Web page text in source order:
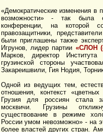
«Демократические изменения в
возможности» - так была
конференции, на которой
правозащитники,
были приглашены также
Игрунов, лидер партии «СЛОН
Марков, директор
грузинской стороны
Закареишвили, Гия Нодия,
Одной из ведущих тем,
отношения, контекст
Грузия для россиян стала
москвичи. Грузины
существование в режиме
России умом невозможно» - на
более властей других стран.